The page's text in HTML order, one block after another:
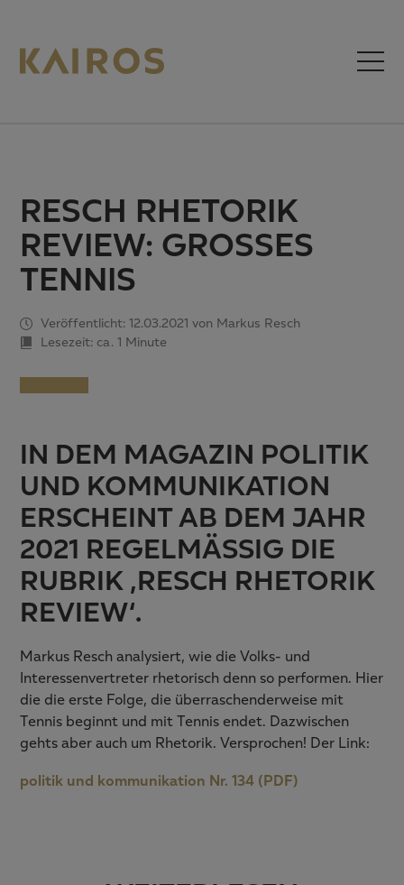
RESCH RHETORIK
REVIEW: GROSSES T
ENNIS
Veröffentlicht: 12.03.2021 von Markus Resch
Lesezeit: ca. 1 Minute
IN DEM MAGAZIN POLITIK
UND KOMMUNIKATION
ERSCHEINT AB DEM JAHR
2021 REGELMÄSSIG DIE R
UBRIK ‚RESCH RHETORIK R
EVIEW‘.
Markus Resch analysiert, wie die Volks- und
Interessenvertreter rhetorisch denn so performen. Hier
die die erste Folge, die überraschenderweise mit
Tennis beginnt und mit Tennis endet. Dazwischen
gehts aber auch um Rhetorik. Versprochen! Der Link:
politik und kommunikation Nr. 134 (PDF)